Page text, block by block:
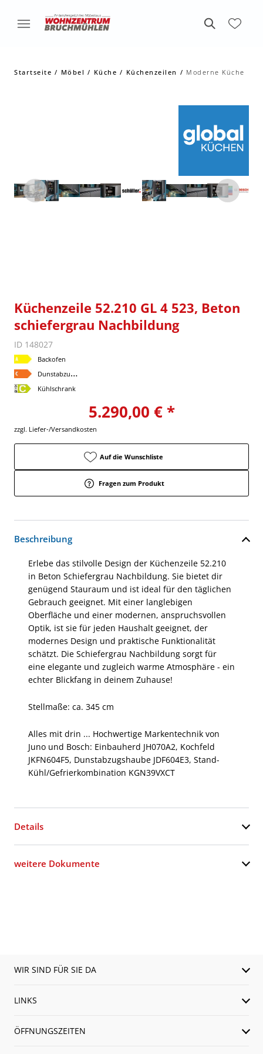
Startseite Möbel Küche Küchenzeilen Moderne Küche
Küchenzeile 52.210 GL 4 523, Beton
schiefergrau Nachbildung
ID 148027
Backofen
D
unstabzugshaube
Kühlschrank
5.290,00 € *
zzgl. Liefer-/Versandkosten
Auf die Wunschliste
Fragen zum Produkt
Beschreibung
Erlebe das stilvolle Design der Küchenzeile 52.210
in Beton Schiefergrau Nachbildung. Sie bietet dir
genügend Stauraum und ist ideal für den täglichen
Gebrauch geeignet. Mit einer langlebigen
Oberfläche und einer modernen, anspruchsvollen
Optik, ist sie für jeden Haushalt geeignet, der
modernes Design und praktische Funktionalität
schätzt. Die Schiefergrau Nachbildung sorgt für
eine elegante und zugleich warme Atmosphäre - ein
echter Blickfang in deinem Zuhause!
Stellmaße: ca. 345 cm
Alles mit drin ... Hochwertige Markentechnik von
Juno und Bosch: Einbauherd JH070A2, Kochfeld
JKFN604F5, Dunstabzugshaube JDF604E3, Stand-
Kühl/Gefrierkombination KGN39VXCT
Details
weitere Dokumente
WIR SIND FÜR SIE DA
LINKS
ÖFFNUNGSZEITEN